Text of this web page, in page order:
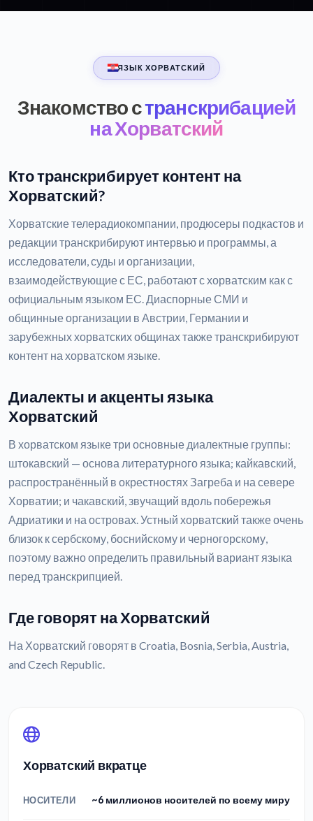
ЯЗЫК ХОРВАТСКИЙ
Знакомство странскрибацией
на Хорватский
Кто транскрибирует контент на
Хорватский?
Хорватские телерадиокомпании, продюсеры подкастов и
редакции транскрибируют интервью и программы, а
исследователи, суды и организации,
взаимодействующие с ЕС, работают с хорватским как с
официальным языком ЕС. Диаспорные СМИ и
общинные организации в Австрии, Германии и
зарубежных хорватских общинах также транскрибируют
контент на хорватском языке.
Диалекты и акценты языка
Хорватский
В хорватском языке три основные диалектные группы:
штокавский — основа литературного языка; кайкавский,
распространённый в окрестностях Загреба и на севере
Хорватии; и чакавский, звучащий вдоль побережья
Адриатики и на островах. Устный хорватский также очень
близок к сербскому, боснийскому и черногорскому,
поэтому важно определить правильный вариант языка
перед транскрипцией.
Где говорят на Хорватский
На Хорватский говорят в Croatia, Bosnia, Serbia, Austria,
and Czech Republic.
Хорватский вкратце
НОСИТЕЛИ ~6 миллионов носителей по всему миру